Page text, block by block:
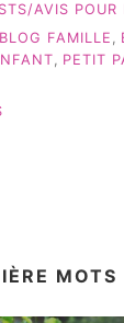
BY
BEGUIN,
À
AVIS POUR
BLOG FAMILLE ,
, PETIT
À
CROQUER!